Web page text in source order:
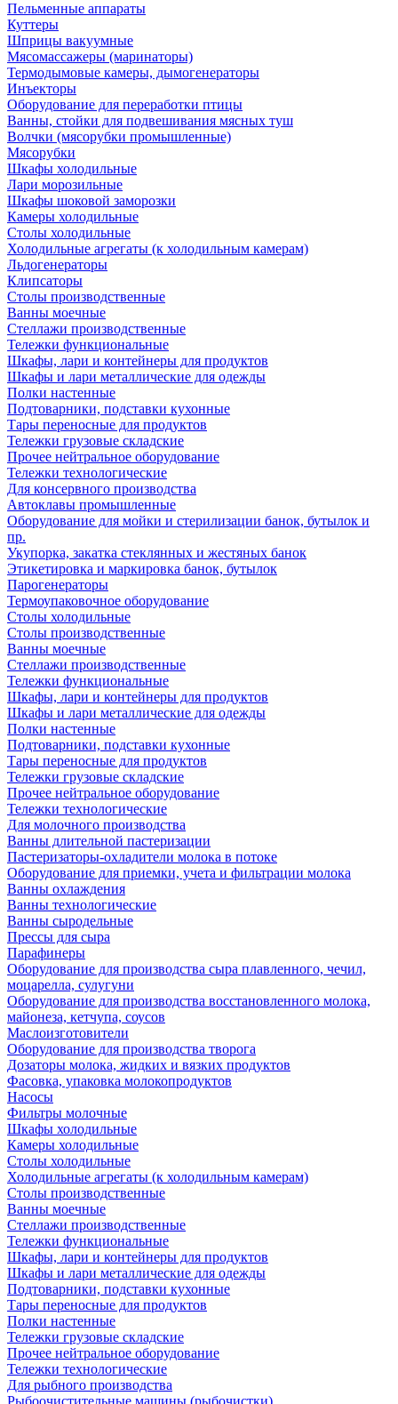
Пельменные аппараты
Куттеры
Шприцы вакуумные
Мясомассажеры (маринаторы)
Термодымовые камеры, дымогенераторы
Инъекторы
Оборудование для переработки птицы
Ванны, стойки для подвешивания мясных туш
Волчки (мясорубки промышленные)
Мясорубки
Шкафы холодильные
Лари морозильные
Шкафы шоковой заморозки
Камеры холодильные
Столы холодильные
Холодильные агрегаты (к холодильным камерам)
Льдогенераторы
Клипсаторы
Столы производственные
Ванны моечные
Стеллажи производственные
Тележки функциональные
Шкафы, лари и контейнеры для продуктов
Шкафы и лари металлические для одежды
Полки настенные
Подтоварники, подставки кухонные
Тары переносные для продуктов
Тележки грузовые складские
Прочее нейтральное оборудование
Тележки технологические
Для консервного производства
Автоклавы промышленные
Оборудование для мойки и стерилизации банок, бутылок и
пр.
Укупорка, закатка стеклянных и жестяных банок
Этикетировка и маркировка банок, бутылок
Парогенераторы
Термоупаковочное оборудование
Столы холодильные
Столы производственные
Ванны моечные
Стеллажи производственные
Тележки функциональные
Шкафы, лари и контейнеры для продуктов
Шкафы и лари металлические для одежды
Полки настенные
Подтоварники, подставки кухонные
Тары переносные для продуктов
Тележки грузовые складские
Прочее нейтральное оборудование
Тележки технологические
Для молочного производства
Ванны длительной пастеризации
Пастеризаторы-охладители молока в потоке
Оборудование для приемки, учета и фильтрации молока
Ванны охлаждения
Ванны технологические
Ванны сыродельные
Прессы для сыра
Парафинеры
Оборудование для производства сыра плавленного, чечил,
моцарелла, сулугуни
Оборудование для производства восстановленного молока,
майонеза, кетчупа, соусов
Маслоизготовители
Оборудование для производства творога
Дозаторы молока, жидких и вязких продуктов
Фасовка, упаковка молокопродуктов
Насосы
Фильтры молочные
Шкафы холодильные
Камеры холодильные
Столы холодильные
Холодильные агрегаты (к холодильным камерам)
Столы производственные
Ванны моечные
Стеллажи производственные
Тележки функциональные
Шкафы, лари и контейнеры для продуктов
Шкафы и лари металлические для одежды
Подтоварники, подставки кухонные
Тары переносные для продуктов
Полки настенные
Тележки грузовые складские
Прочее нейтральное оборудование
Тележки технологические
Для рыбного производства
Рыбоочистительные машины (рыбочистки)